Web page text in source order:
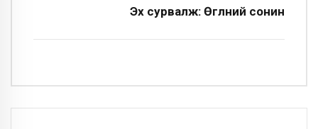
Эх сурвалж: Өглөөний сонин